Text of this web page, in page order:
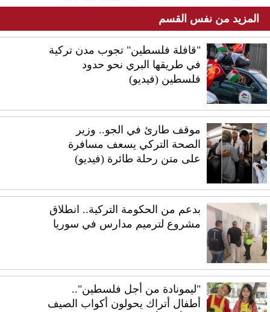
المزيد من نفس القسم
"قافلة فلسطين" تجوب مدن تركية
في طريقها البري نحو حدود
فلسطين (فيديو)
موقف طارئ في الجو.. وزير
الصحة التركي يسعف مسافرة
على متن رحلة طائرة (فيديو)
بدعم من الحكومة التركية.. انطلاق
مشروع لترميم مدارس في سوريا
"ليمونادة من أجل فلسطين"..
أطفال أتراك يحولون أكواب الصيف